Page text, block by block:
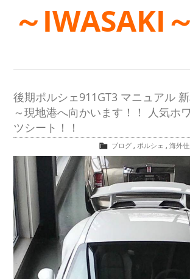
～IWASAKI～
後期ポルシェ911GT3 マニュアル
～現地港へ向かいます！！ 人気ホ
ツシート！！
ブログ, ポルシェ , 海外